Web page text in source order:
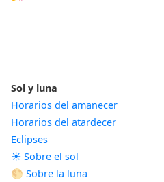
Sol y luna
Horarios del amanecer
Horarios del atardecer
Eclipses
☀️ Sobre el sol
🌕 Sobre la luna